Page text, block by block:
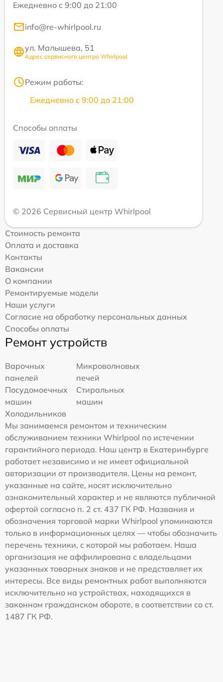
Ежедневно с 9:00 до 21:00
info@re-whirlpool.ru
ул. Малышева, 51
Адрес сервисного центра Whirlpool
Режим работы:
Ежедневно с 9:00 до 21:00
Способы оплаты
© 2026 Сервисный центр Whirlpool
Стоимость ремонта
Оплата и доставка
Контакты
Вакансии
О компании
Ремонтируемые модели
Наши услуги
Согласие на обработку персональных данных
Способы оплаты
Ремонт устройств
Варочных
панелей
Микроволновых
печей
Посудомоечных
машин
Стиральных
машин
Холодильников
Мы занимаемся ремонтом и техническим
обслуживанием техники Whirlpool по истечении
гарантийного периода. Наш центр в Екатеринбурге
работает независимо и не имеет официальной
авторизации от производителя. Цены на ремонт,
указанные на сайте, носят исключительно
ознакомительный характер и не являются публичной
офертой согласно п. 2 ст. 437 ГК РФ. Названия и
обозначения торговой марки Whirlpool упоминаются
только в информационных целях — чтобы обозначить
перечень техники, с которой мы работаем. Наша
организация не аффилирована с владельцами
указанных товарных знаков и не представляет их
интересы. Все виды ремонтных работ выполняются
исключительно на устройствах, находящихся в
законном гражданском обороте, в соответствии со ст.
1487 ГК РФ.